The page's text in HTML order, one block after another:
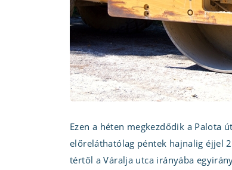
Ezen a héten megkezdődik a Palota
előreláthatólag péntek hajnalig éjjel
tértől a Váralja utca irányába